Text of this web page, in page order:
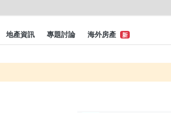
地產資訊 專題討論 海外房產 新